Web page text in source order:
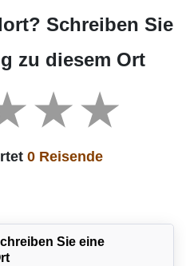
Schreiben Sie
zu diesem Ort
0 Reisende
Sie eine